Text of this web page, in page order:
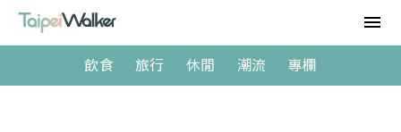
飲食 旅行 休閒 潮流 專欄